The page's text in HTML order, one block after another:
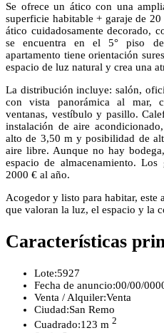
Se ofrece un ático con una
superficie habitable + garaje de
ático cuidadosamente decorado,
se encuentra en el 5° piso
apartamento tiene orientación
espacio de luz natural y crea una
La distribución incluye: salón,
con vista panorámica al mar,
ventanas, vestíbulo y pasillo.
instalación de aire
alto de 3,50 m y posibilidad de
aire libre. Aunque no hay
espacio de almacenamiento. Los
2000 € al año.
Acogedor y listo para habitar, este
que valoran la luz, el espacio y la
Características
Lote:5927
Fecha de anuncio:00/00/
Venta / Alquiler:Venta
Ciudad:San Remo
Cuadrado:123 m 2